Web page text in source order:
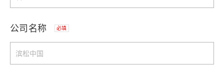
公司名称 必填